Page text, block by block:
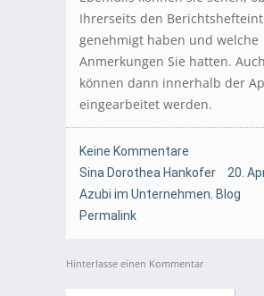
Ihrerseits den
genehmigt haben und welche
Anmerkungen Sie hatten.
können dann innerhalb der
eingearbeitet werden.
Keine Kommentare
Sina Dorothea Hankofer
20.
Azubi im Unternehmen, Blog
Permalink
Hinterlasse einen Kommentar